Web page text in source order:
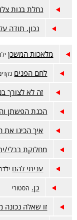
נחלת בנות
נכון. תודה
מלאכות המשכן
לחם הפנים
זה לא לצורך
הכנת הפשתן
איך הכינו
מחלוקת בבלי/
עניתי להם
כן. הסטורי
זו שאלה נכונה